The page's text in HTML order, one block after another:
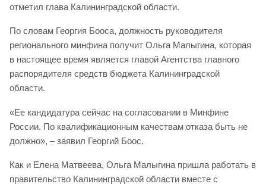
отметил глава Калининградской области.
По словам Георгия Бооса, должность руководителя
регионального минфина получит Ольга Малыгина, которая
в настоящее время является главой Агентства главного
распорядителя средств бюджета Калининградской
области.
«Ее кандидатура сейчас на согласовании в Минфине
России. По квалификационным качествам отказа быть не
должно», – заявил Георгий Боос.
Как и Елена Матвеева, Ольга Малыгина пришла работать в
правительство Калининградской области вместе с